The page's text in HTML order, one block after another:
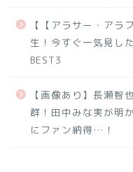
【【アラサー・アラ
生！今すぐ一気見し
BEST3
【画像あり】長瀬智
群！田中みな実が明
にファン納得…！